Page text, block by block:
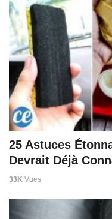
25 Astuces
Devrait Déjà
33K Vues